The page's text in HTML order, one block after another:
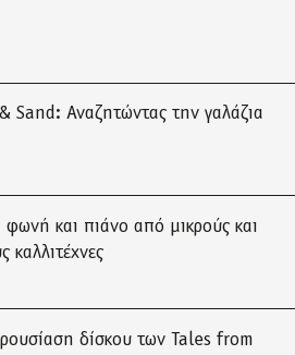
Sand: Αναζητώντας την γαλάζια
φωνή και πιάνο από μικρούς και
καλλιτέχνες
δίσκου των Tales from